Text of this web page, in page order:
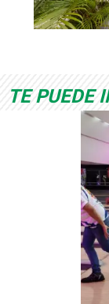
TE PUEDE